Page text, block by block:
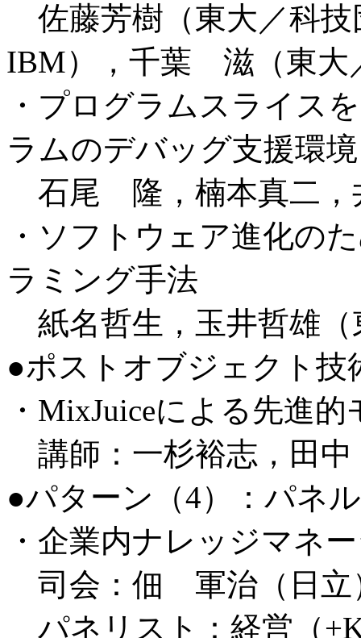
佐藤芳樹（東大／科技
IBM），千葉 滋（東大
・プログラムスライス
ラムのデバッグ支援環境
石尾 隆，楠本真二，
・ソフトウェア進化の
ラミング手法
紙名哲生，玉井哲雄（
●ポストオブジェクト技
・MixJuiceによる先進
講師：一杉裕志，田
●パターン（4）：パネ
・企業内ナレッジマネ
司会：佃 軍治（日立
パネリスト：経営（